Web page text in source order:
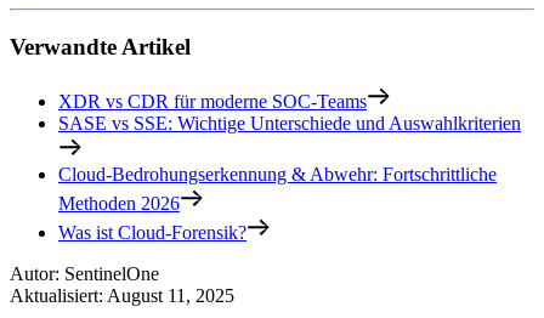
Verwandte Artikel
XDR vs CDR für moderne SOC-Teams
SASE vs SSE: Wichtige Unterschiede und Auswahlkriterien
Cloud-Bedrohungserkennung & Abwehr: Fortschrittliche
Methoden 2026
Was ist Cloud-Forensik?
Autor: SentinelOne
Aktualisiert: August 11, 2025